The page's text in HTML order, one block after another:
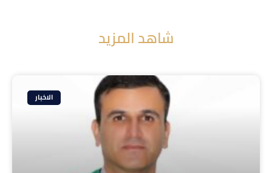
شاهد المزيد
الاخبار